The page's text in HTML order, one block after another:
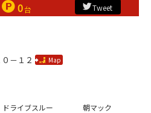
0台 Tweet
－１２
Map
ドライブスルー 朝マック